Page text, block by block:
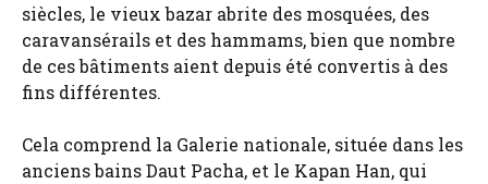
siècles, le vieux bazar abrite des mosquées, des
caravansérails et des hammams, bien que nombre
de ces bâtiments aient depuis été convertis à des
fins différentes.
Cela comprend la Galerie nationale, située dans les
anciens bains Daut Pacha, et le Kapan Han, qui